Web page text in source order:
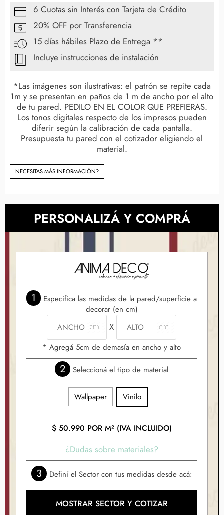
6 Cuotas sin Interés con Tarjeta de Crédito
20% OFF por Transferencia
15 días hábiles Plazo de Entrega **
Incluye instrucciones de instalación
*Las imágenes son ilustrativas: el patrón se repite cada
1m y se presentan en paños de 1 m de ancho por el alto
de tu pared. PEDILO EN EL COLOR QUE PREFIERAS.
Los tonos digitales respecto de los impresos pueden
diferir según la calibración de cada pantalla.
Presupuesta tu pared con el cotizador eligiendo el
material.
NECESITAS MÀS INFORMACIÓN?
PERSONALIZÁ Y COMPRÁ
1
Especifica las medidas de la pared/superficie a
decorar (en cm)
X
* Agregá 5cm de demasía en ancho y alto
2 Seleccioná el tipo de material
Wallpaper Vinilo
$50.990 POR M² (IVA INCLUIDO)
¿Dudas sobre materiales?
3 Definí el Sector con tus medidas desde acá:
MOSTRAR SECTOR Y COTIZAR